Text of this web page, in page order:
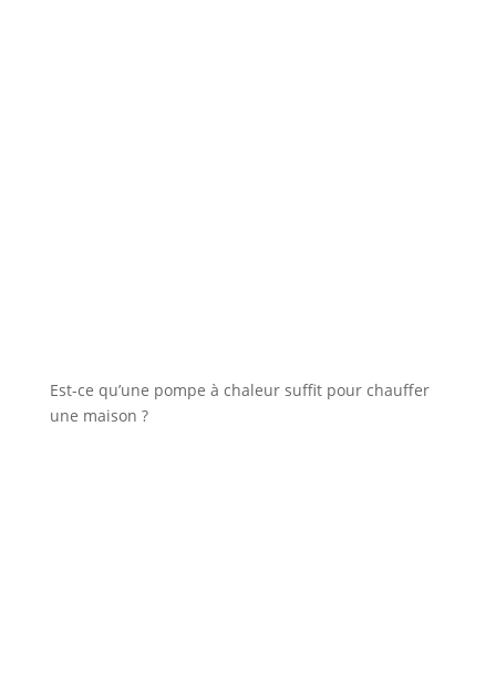
Est-ce qu’une pompe à chaleur suffit pour chauffer
une maison ?